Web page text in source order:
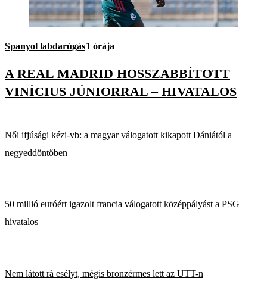
Spanyol labdarúgás1 órája
A REAL MADRID HOSSZABBÍTOTT
VINÍCIUS JÚNIORRAL – HIVATALOS
Női ifjúsági kézi-vb: a magyar válogatott kikapott Dániától a
negyeddöntőben
50 millió euróért igazolt francia válogatott középpályást a PSG –
hivatalos
Nem látott rá esélyt, mégis bronzérmes lett az UTT-n